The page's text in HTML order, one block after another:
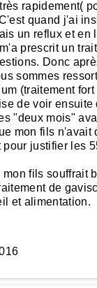
rapidement(
quand j'ai
un reflux et en
prescrit un
Donc
sommes
(traitement fort
de voir ensuite
"deux mois"
mon fils n'avait
pour justifier les
mon fils souffrait
de
et alimentation.